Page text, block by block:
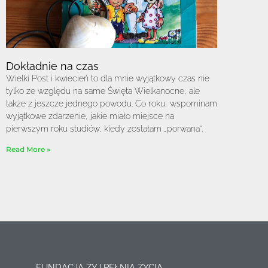
Dokładnie na czas
Wielki Post i kwiecień to dla mnie wyjątkowy czas nie
tylko ze względu na same Święta Wielkanocne, ale
także z jeszcze jednego powodu. Co roku, wspominam
wyjątkowe zdarzenie, jakie miało miejsce na
pierwszym roku studiów, kiedy zostałam „porwana”.
Read More »